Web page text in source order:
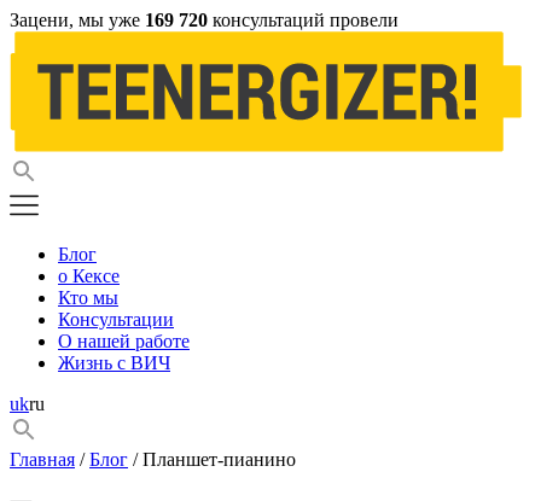
Зацени, мы уже 169 720 консультаций провели
Блог
о Кексе
Кто мы
Консультации
О нашей работе
Жизнь с ВИЧ
ukru
Главная /Блог / Планшет-пианино